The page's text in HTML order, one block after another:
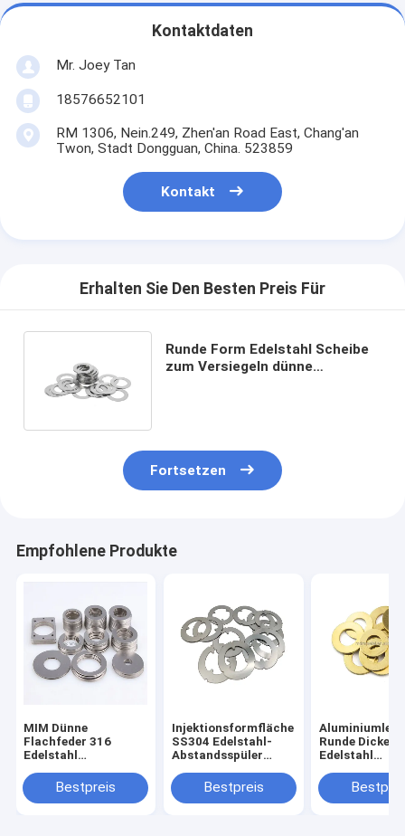
Kontaktdaten
Mr. Joey Tan
18576652101
RM 1306, Nein.249, Zhen'an Road East, Chang'an
Twon, Stadt Dongguan, China. 523859
Kontakt
Erhalten Sie Den Besten Preis Für
Runde Form Edelstahl Scheibe
zum Versiegeln dünne
Fortsetzen
Empfohlene Produkte
MIM Dünne
Flachfeder 316
Edelstahl
Bestpreis
Injektionsformfläche
SS304 Edelstahl-
Abstandsspüler
individuellBestpreis
Runde Dicke
Edelstahl
Dünne
Quadratische